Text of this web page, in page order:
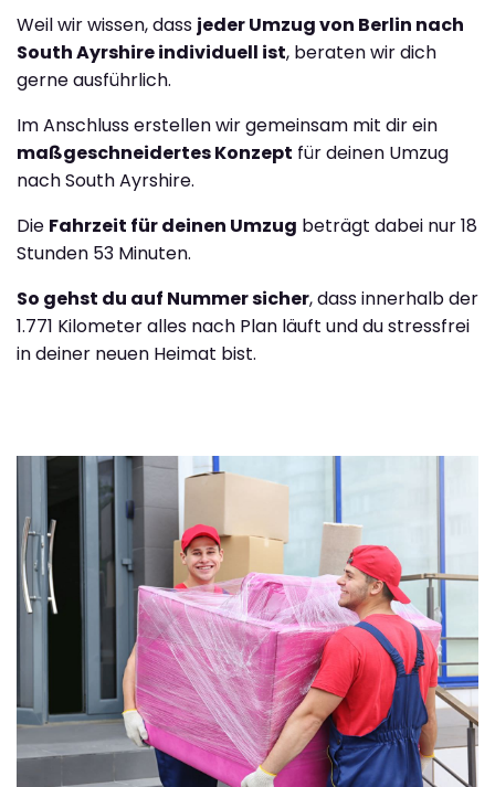
Weil wir wissen, dass jeder Umzug von Berlin nach
South Ayrshire individuell ist, beraten wir dich
gerne ausführlich.
Im Anschluss erstellen wir gemeinsam mit dir ein
maßgeschneidertes Konzept für deinen Umzug
nach South Ayrshire.
Die Fahrzeit für deinen Umzug beträgt dabei nur 18
Stunden 53 Minuten.
So gehst du auf Nummer sicher, dass innerhalb der
1.771 Kilometer alles nach Plan läuft und du stressfrei
in deiner neuen Heimat bist.